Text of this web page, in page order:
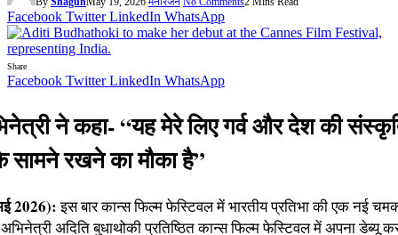
Facebook Twitter LinkedIn WhatsApp
Share
Facebook Twitter LinkedIn WhatsApp
ने कहा- “यह मेरे लिए गर्व और देश की
सामने रखने का मौका है”
2026):इस बार कान्स फिल्म फेस्टिवल में भारतीय प्रतिभा की एक नई
अदिति बुधाथोकी प्रतिष्ठित कान्स फिल्म फेस्टिवल में अपना डेब्यू